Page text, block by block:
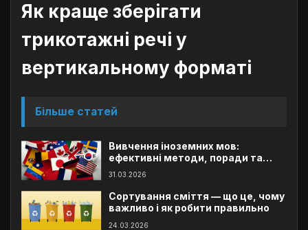
Як краще зберігати
трикотажні речі у
вертикальному форматі
Більше статей
Вивчення іноземних мов:
ефективні методи, поради та
помилки
31.03.2026
Сортування сміття — що це, чому
важливо і як робити правильно
24.03.2026